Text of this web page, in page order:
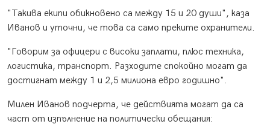
"Такива екипи обикновено са между 15 и 20 души", каза
Иванов и уточни, че това са само преките охранители.
"Говорим за офицери с високи заплати, плюс техника,
логистика, транспорт. Разходите спокойно могат да
достигнат между 1 и 2,5 милиона евро годишно".
Милен Иванов подчерта, че действията могат да са
част от изпълнение на политически обещания: